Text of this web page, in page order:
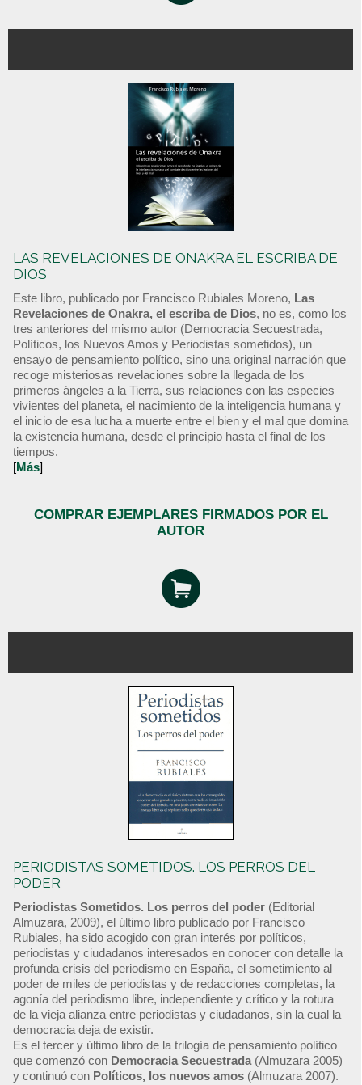
LAS REVELACIONES DE ONAKRA EL ESCRIBA DE
DIOS
Este libro, publicado por Francisco Rubiales Moreno, Las
Revelaciones de Onakra, el escriba de Dios, no es, como los
tres anteriores del mismo autor (Democracia Secuestrada,
Políticos, los Nuevos Amos y Periodistas sometidos), un
ensayo de pensamiento político, sino una original narración que
recoge misteriosas revelaciones sobre la llegada de los
primeros ángeles a la Tierra, sus relaciones con las especies
vivientes del planeta, el nacimiento de la inteligencia humana y
el inicio de esa lucha a muerte entre el bien y el mal que domina
la existencia humana, desde el principio hasta el final de los
tiempos.
[Más]
COMPRAR EJEMPLARES FIRMADOS POR EL
AUTOR
PERIODISTAS SOMETIDOS. LOS PERROS DEL
PODER
Periodistas Sometidos. Los perros del poder (Editorial
Almuzara, 2009), el último libro publicado por Francisco
Rubiales, ha sido acogido con gran interés por políticos,
periodistas y ciudadanos interesados en conocer con detalle la
profunda crisis del periodismo en España, el sometimiento al
poder de miles de periodistas y de redacciones completas, la
agonía del periodismo libre, independiente y crítico y la rotura
de la vieja alianza entre periodistas y ciudadanos, sin la cual la
democracia deja de existir.
Es el tercer y último libro de la trilogía de pensamiento político
que comenzó con Democracia Secuestrada (Almuzara 2005)
y continuó con Políticos, los nuevos amos (Almuzara 2007).